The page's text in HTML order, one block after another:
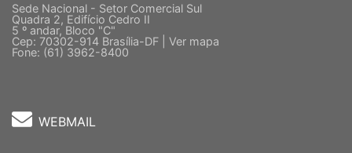
Sede Nacional - Setor Comercial Sul
Quadra 2, Edifício Cedro II
5 º andar, Bloco "C"
Cep: 70302-914 Brasília-DF | Ver mapa
Fone: (61) 3962-8400
WEBMAIL